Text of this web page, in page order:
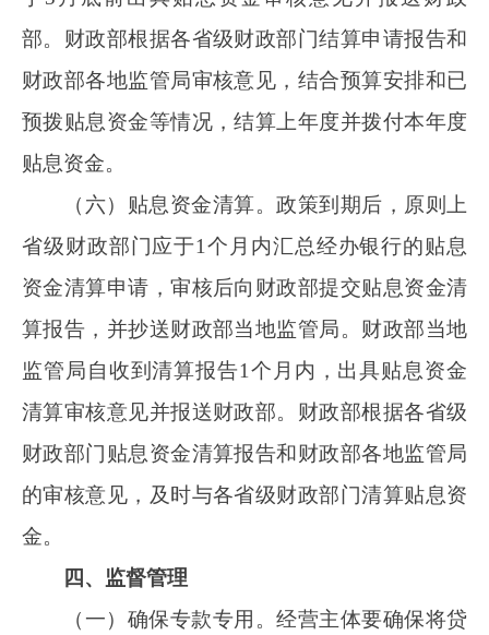
严格把关，确保项目符合项目清单范围和其他审
核要件。金融监管总局派出机构要加强日常监
使用情况，确保贷款资金合规和有效使用。
（三）加强资金管理。财政、发展改革、行
业主管和人民银行等部门要及时共享财政贴息、
备选项目清单、再贷款清单等信息。财政部门要
加快贴息资金拨付进度，提高审核质效，支持政
理，加大审核把关力度，推动财政贴息资金规范
管理和使用。省级财政部门要会同有关方面建立
贴息工作月度台账，及时掌握专项贷款、财政贴
息资金使用情况。
（四）严格责任追究。相关部门要加强全过
政贴息，并依法依规对经营主体和经办银行进行
处罚。相关经营主体、经办银行要自觉接受审计